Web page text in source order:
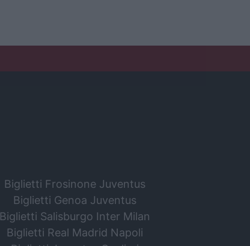
Biglietti Frosinone Juventus
Biglietti Genoa Juventus
Biglietti Salisburgo Inter Milan
Biglietti Real Madrid Napoli